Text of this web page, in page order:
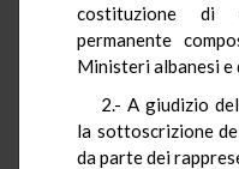
costituzione di
permanente
Ministeri albanesi e
2.- A giudizio
la sottoscrizione
da parte dei